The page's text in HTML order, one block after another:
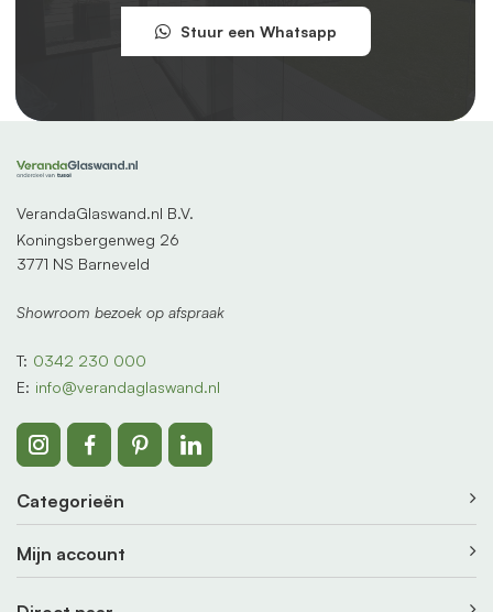
Stuur een Whatsapp
VerandaGlaswand.nl B.V.
Koningsbergenweg 26
3771 NS Barneveld
Showroom bezoek op afspraak
T: 0342 230 000
E: info@verandaglaswand.nl
Categorieën
Mijn account